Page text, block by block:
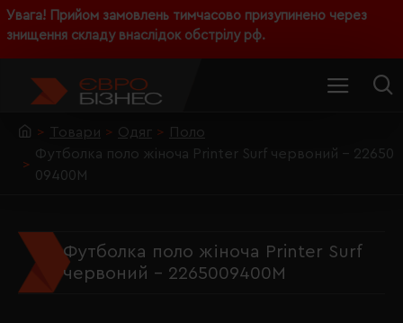
Увага! Прийом замовлень тимчасово призупинено через
знищення складу внаслідок обстрілу рф.
Товари Одяг
Поло
Футболка поло жіноча Printer Surf червоний - 22650
09400M
Футболка поло жіноча Printer Surf
червоний - 2265009400M